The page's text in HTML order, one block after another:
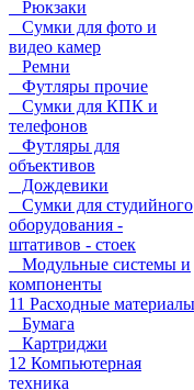
Рюкзаки
Сумки для фото и
видео камер
Ремни
Футляры прочие
Сумки для КПК и
телефонов
Футляры для
объективов
Дождевики
Сумки для студийного
оборудования -
штативов - стоек
Модульные системы и
компоненты
11 Расходные материалы
Бумага
Картриджи
12 Компьютерная
техника